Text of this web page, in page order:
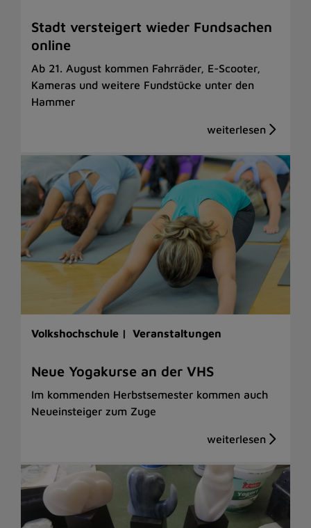
Stadt versteigert wieder Fundsachen
online
Ab 21. August kommen Fahrräder, E-Scooter,
Kameras und weitere Fundstücke unter den
Hammer
Volkshochschule | Veranstaltungen
Neue Yogakurse an der VHS
Im kommenden Herbstsemester kommen auch
Neueinsteiger zum Zuge